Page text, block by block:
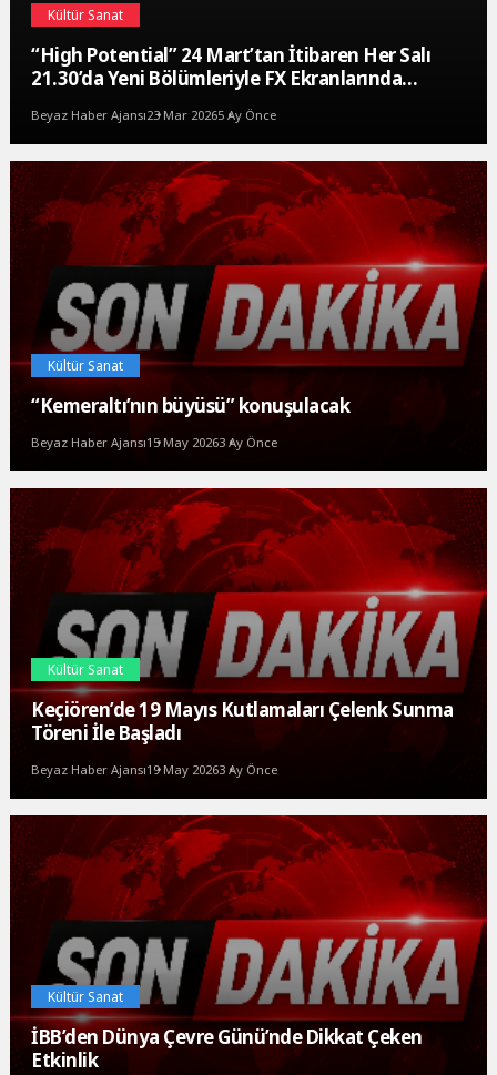
Kültür Sanat
“High Potential” 24 Mart’tan İtibaren Her Salı
21.30’da Yeni Bölümleriyle FX Ekranlarında
Beyaz Haber Ajansı23 Mar 20265 Ay Önce
Kültür Sanat
“Kemeraltı’nın büyüsü” konuşulacak
Beyaz Haber Ajansı15 May 20263 Ay Önce
Kültür Sanat
Keçiören’de 19 Mayıs Kutlamaları Çelenk Sunma
Töreni İle Başladı
Beyaz Haber Ajansı19 May 20263 Ay Önce
Kültür Sanat
İBB’den Dünya Çevre Günü’nde Dikkat Çeken
Etkinlik